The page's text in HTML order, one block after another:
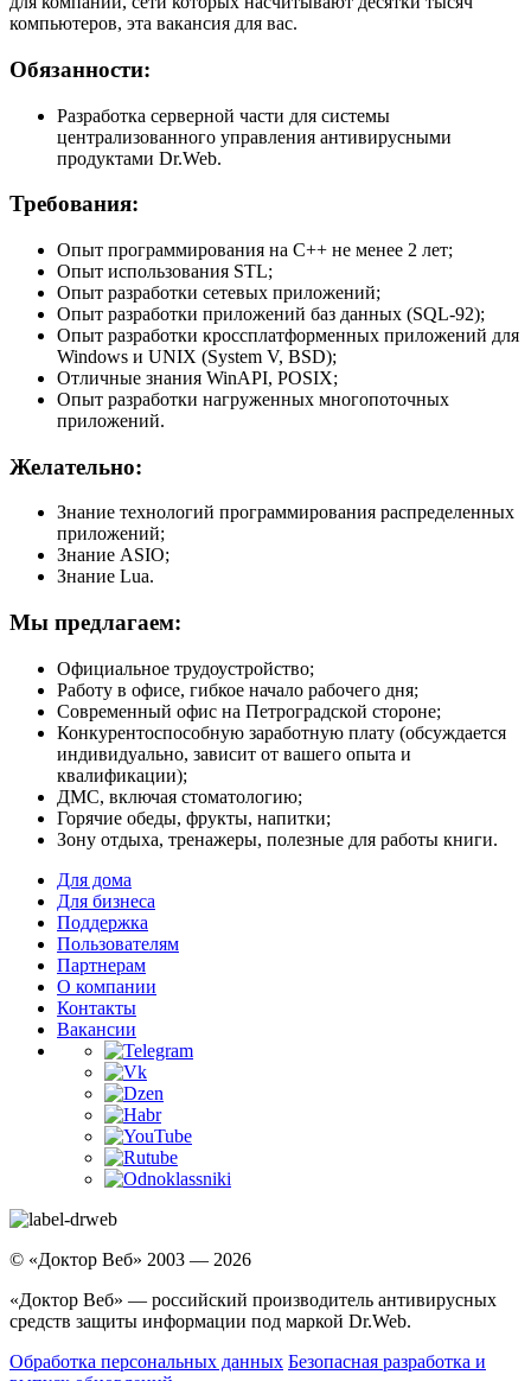
компьютеров, эта вакансия для вас.
Обязанности:
Разработка серверной части для системы
централизованного управления антивирусными
продуктами Dr.Web.
Требования:
Опыт программирования на C++ не менее 2 лет;
Опыт использования STL;
Опыт разработки сетевых приложений;
Опыт разработки приложений баз данных (SQL-92);
Опыт разработки кроссплатформенных приложений для
Windows и UNIX (System V, BSD);
Отличные знания WinAPI, POSIX;
Опыт разработки нагруженных многопоточных
приложений.
Желательно:
Знание технологий программирования распределенных
приложений;
Знание ASIO;
Знание Lua.
Мы предлагаем:
Официальное трудоустройство;
Работу в офисе, гибкое начало рабочего дня;
Современный офис на Петроградской стороне;
Конкурентоспособную заработную плату (обсуждается
индивидуально, зависит от вашего опыта и
квалификации);
ДМС, включая стоматологию;
Горячие обеды, фрукты, напитки;
Зону отдыха, тренажеры, полезные для работы книги.
Для дома
Для бизнеса
Поддержка
Пользователям
Партнерам
О компании
Контакты
Вакансии
© «Доктор Веб» 2003 — 2026
«Доктор Веб» — российский производитель антивирусных
средств защиты информации под маркой Dr.Web.
Обработка персональных данных Безопасная разработка и